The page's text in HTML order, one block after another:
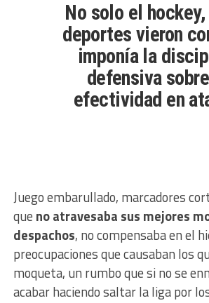
No solo el
deportes vieron
imponía la
defensiva
efectividad en
Juego embarullado, marcadores
que no atravesaba sus mejores
despachos, no compensaba en el
preocupaciones que causaban los
moqueta, un rumbo que si no se
acabar haciendo saltar la liga por